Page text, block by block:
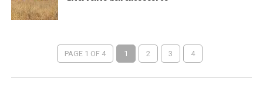
PAGE 1 OF 4 1 2 3 4